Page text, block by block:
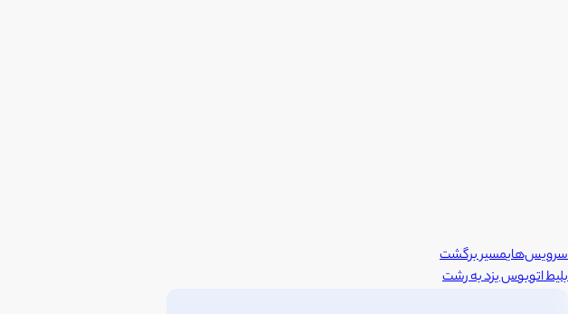
سرویس‌هایمسیر برگشت
بلیط اتوبوسیزدبهرشت